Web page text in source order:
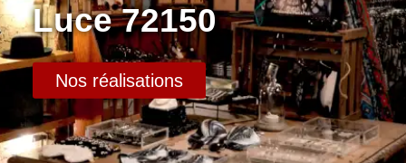
Luce 72150
Nos réalisations